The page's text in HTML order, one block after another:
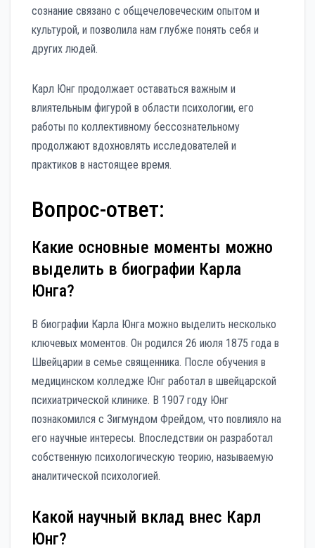
сознание связано с общечеловеческим опытом и
культурой, и позволила нам глубже понять себя и
других людей.
Карл Юнг продолжает оставаться важным и
влиятельным фигурой в области психологии, его
работы по коллективному бессознательному
продолжают вдохновлять исследователей и
практиков в настоящее время.
Вопрос-ответ:
Какие основные моменты можно
выделить в биографии Карла
Юнга?
В биографии Карла Юнга можно выделить несколько
ключевых моментов. Он родился 26 июля 1875 года в
Швейцарии в семье священника. После обучения в
медицинском колледже Юнг работал в швейцарской
психиатрической клинике. В 1907 году Юнг
познакомился с Зигмундом Фрейдом, что повлияло на
его научные интересы. Впоследствии он разработал
собственную психологическую теорию, называемую
аналитической психологией.
Какой научный вклад внес Карл
Юнг?